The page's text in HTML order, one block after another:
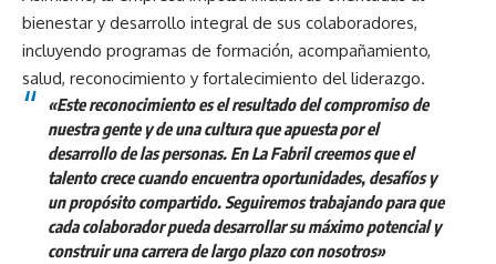
bienestar y desarrollo integral de sus colaboradores,
incluyendo programas de formación, acompañamiento,
salud, reconocimiento y fortalecimiento del liderazgo.
«Este reconocimiento es el resultado del compromiso de
nuestra gente y de una cultura que apuesta por el
desarrollo de las personas. En La Fabril creemos que el
talento crece cuando encuentra oportunidades, desafíos y
un propósito compartido. Seguiremos trabajando para que
cada colaborador pueda desarrollar su máximo potencial y
construir una carrera de largo plazo con nosotros»